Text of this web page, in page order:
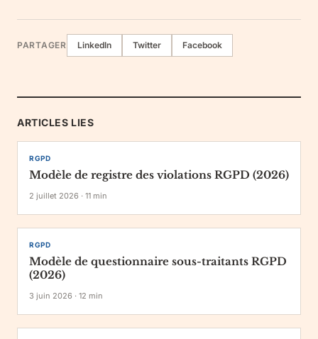
PARTAGER LinkedIn Twitter Facebook
ARTICLES LIES
RGPD
Modèle de registre des violations RGPD (2026)
2 juillet 2026 · 11 min
RGPD
Modèle de questionnaire sous-traitants RGPD
(2026)
3 juin 2026 · 12 min